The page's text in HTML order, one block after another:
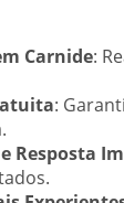
Carnide:
:
Resposta